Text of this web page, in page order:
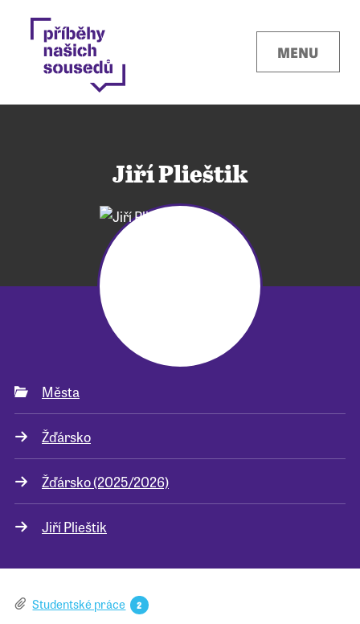
MENU
Pro školy
Příběhy našich sousedů
Jiří Plieštik
Města
Žďársko
Žďársko (2025/2026)
Jiří Plieštik
Studentské práce 2